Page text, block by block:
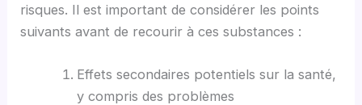
risques. Il est important de considérer les points
suivants avant de recourir à ces substances :
Effets secondaires potentiels sur la santé,
y compris des problèmes